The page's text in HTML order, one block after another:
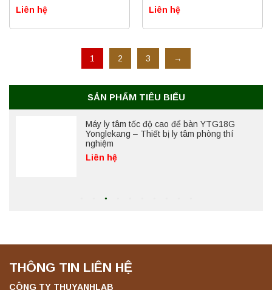
Liên hệ Liên hệ
1 2 3 →
SẢN PHẨM TIÊU BIỂU
Thiết bị lắc chiết mẫu TCLP và SPL
Máy ly tâm tốc độ cao để bàn YTG18G
Yonglekang – Thiết bị ly tâm phòng thí
nghiệm
Liên hệ
Máy lắc đứng YKD-06 Yonglekang – Thiết bị
lắc chiết mẫu phòng thí nghiệm
THÔNG TIN LIÊN HỆ
CÔNG TY THUYANHLAB